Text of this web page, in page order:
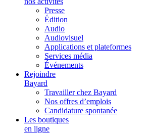
Presse
Édition
Audio
Audiovisuel
Applications et plateformes
Services média
Événements
Rejoindre
Bayard
Travailler chez Bayard
Nos offres d’emplois
Candidature spontanée
Les boutiques
en ligne